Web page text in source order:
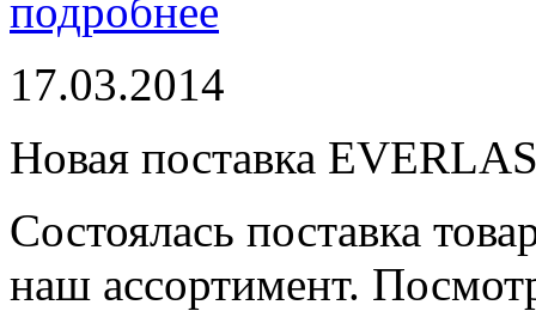
подробнее
17.03.2014
Новая поставка
Состоялась поставка
наш ассортимент.